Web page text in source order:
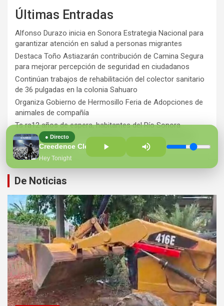
● Directo
Hey Tonight
Últimas Entradas
Alfonso Durazo inicia en Sonora Estrategia Nacional para
garantizar atención en salud a personas migrantes
Destaca Toño Astiazarán contribución de Camina Segura
para mejorar percepción de seguridad en ciudadanos
Continúan trabajos de rehabilitación del colector sanitario
de 36 pulgadas en la colonia Sahuaro
Organiza Gobierno de Hermosillo Feria de Adopciones de
animales de compañía
Ts ra12 años de espera, habitantes del Río Sonora
agradecen a Durazo y Sheinbaum por construcción de
Hospital Regional
De Noticias